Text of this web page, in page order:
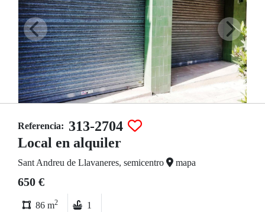
Referencia: 313-2704
Local en alquiler
Sant Andreu de Llavaneres, semicentro mapa
650 €
86 m2 1